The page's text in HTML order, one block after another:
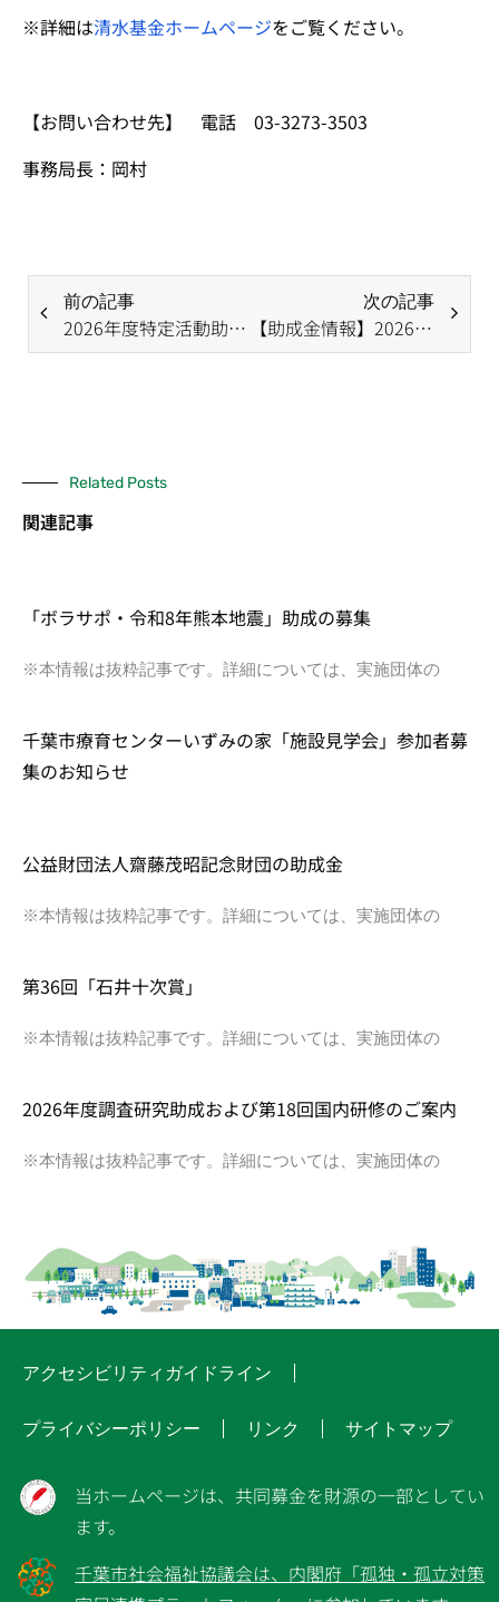
※詳細は清水基金ホームページをご覧ください。
【お問い合わせ先】 電話 03-3273-3503
事務局長：岡村
前の記事
2026年度特定活動助成の案内
次の記事
【助成金情報】2026年度第Ⅱ期 公益財団法人キューピーみらいたまご財団 子ども食堂助成金
Related Posts
関連記事
「ボラサポ・令和8年熊本地震」助成の募集
※本情報は抜粋記事です。詳細については、実施団体の
千葉市療育センターいずみの家「施設見学会」参加者募
集のお知らせ
公益財団法人齋藤茂昭記念財団の助成金
※本情報は抜粋記事です。詳細については、実施団体の
第36回「石井十次賞」
※本情報は抜粋記事です。詳細については、実施団体の
2026年度調査研究助成および第18回国内研修のご案内
※本情報は抜粋記事です。詳細については、実施団体の
アクセシビリティガイドライン
プライバシーポリシー リンク サイトマップ
当ホームページは、共同募金を財源の一部としてい
ます。
千葉市社会福祉協議会は、内閣府「孤独・孤立対策